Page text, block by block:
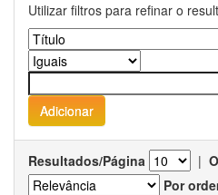
Utilizar filtros para refinar o
Resultados/Página |
Por